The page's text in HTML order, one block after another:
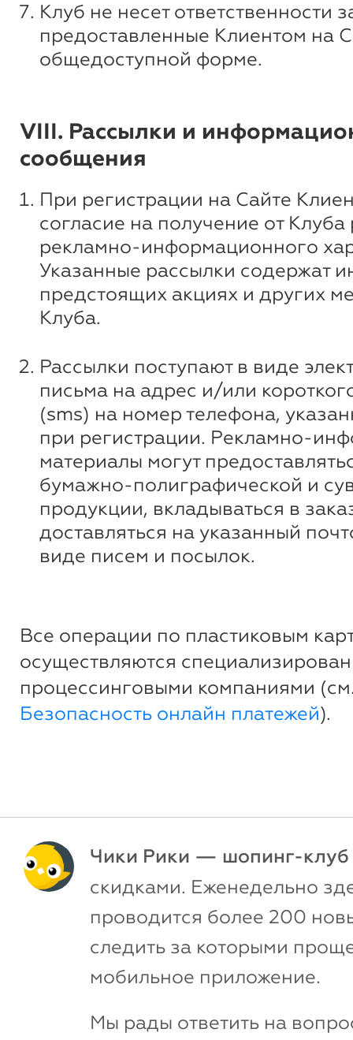
Клуб не несет ответственности
предоставленные Клиентом на
общедоступной форме.
VIII. Рассылки и
сообщения
При регистрации на Сайте
согласие на получение от Клуба
рекламно-информационного
Указанные рассылки содержат
предстоящих акциях и других
Клуба.
Рассылки поступают в виде
письма на адрес и/или
(sms) на номер телефона,
при регистрации. Рекламно-
материалы могут
бумажно-полиграфической и
продукции, вкладываться в
доставляться на указанный
виде писем и посылок.
Все операции по пластиковым
осуществляются
процессинговыми компаниями
Безопасность онлайн платежей).
Чики Рики — шопинг-клуб
скидками. Еженедельно
проводится более 200
следить за которыми
мобильное приложение.
Мы рады ответить на